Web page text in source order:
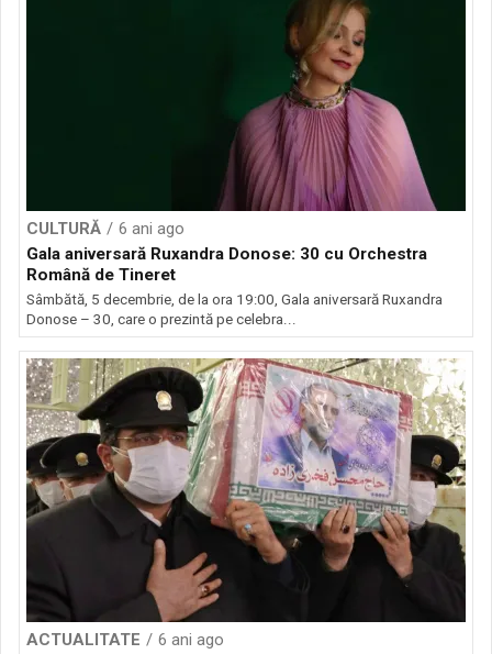
CULTURĂ
6 ani ago
Gala aniversară Ruxandra Donose: 30 cu Orchestra
Română de Tineret
Sâmbătă, 5 decembrie, de la ora 19:00, Gala aniversară Ruxandra
Donose – 30, care o prezintă pe celebra...
ACTUALITATE
6 ani ago